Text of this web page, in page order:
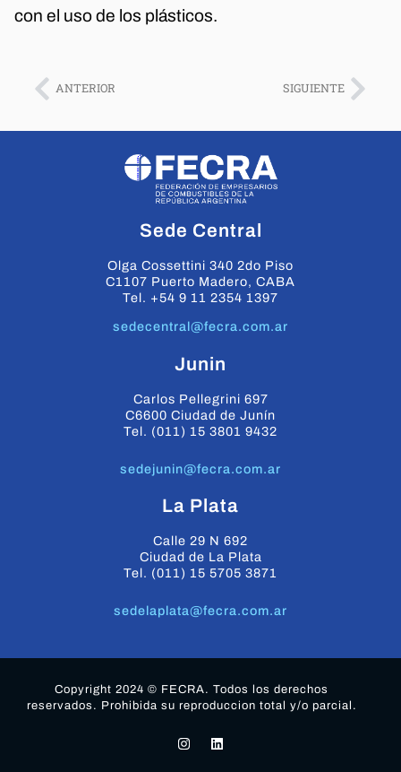
con el uso de los plásticos.
ANTERIOR SIGUIENTE
Sede Central
Olga Cossettini 340 2do Piso
C1107 Puerto Madero, CABA
Tel. +54 9 11 2354 1397
sedecentral@fecra.com.ar
Junin
Carlos Pellegrini 697
C6600 Ciudad de Junín
Tel. (011) 15 3801 9432
sedejunin@fecra.com.ar
La Plata
Calle 29 N 692
Ciudad de La Plata
Tel. (011) 15 5705 3871
sedelaplata@fecra.com.ar
Copyright 2024 © FECRA. Todos los derechos
reservados. Prohibida su reproduccion total y/o parcial.